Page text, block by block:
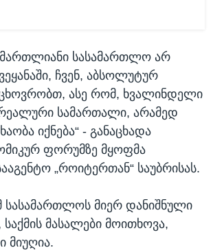
სასამართლო არ
ჩვენ, აბსოლუტურ
ასე რომ, ხვალინდელი
სამართალი, არამედ
იქნება“ - განაცხადა
ფორუმზე მყოფმა
„როიტერთან“ საუბრისას.
სასამართლოს მიერ დანიშნული
საქმის მასალები მოითხოვა,
მიუღია.